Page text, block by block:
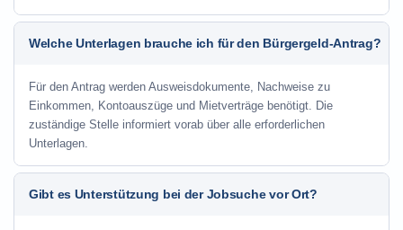
Welche Unterlagen brauche ich für den Bürgergeld-Antrag?
Für den Antrag werden Ausweisdokumente, Nachweise zu
Einkommen, Kontoauszüge und Mietverträge benötigt. Die
zuständige Stelle informiert vorab über alle erforderlichen
Unterlagen.
Gibt es Unterstützung bei der Jobsuche vor Ort?